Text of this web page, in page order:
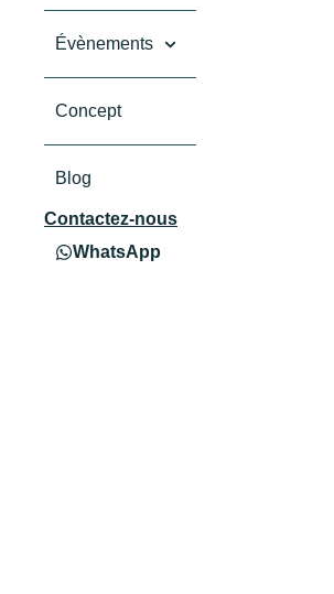
Évènements
Concept
Blog
Contactez-nous
WhatsApp